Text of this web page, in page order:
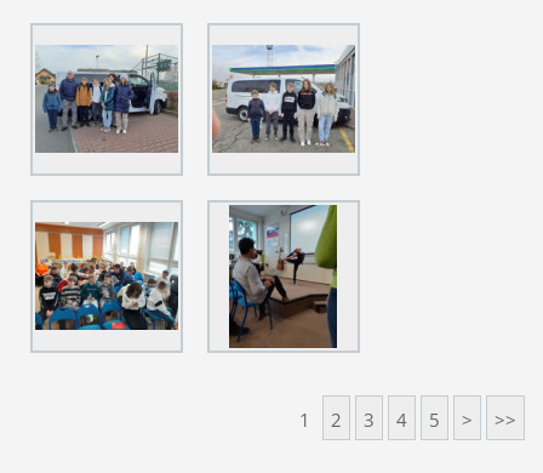
1 2 3 4 5 > >>